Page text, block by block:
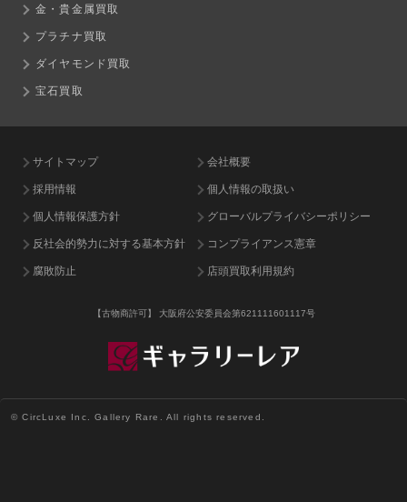
金・貴金属買取
プラチナ買取
ダイヤモンド買取
宝石買取
サイトマップ 会社概要
採用情報 個人情報の取扱い
個人情報保護方針 グローバルプライバシーポリシー
反社会的勢力に対する基本方針 コンプライアンス憲章
腐敗防止 店頭買取利用規約
【古物商許可】 大阪府公安委員会第621111601117号
© CircLuxe Inc. Gallery Rare. All rights reserved.